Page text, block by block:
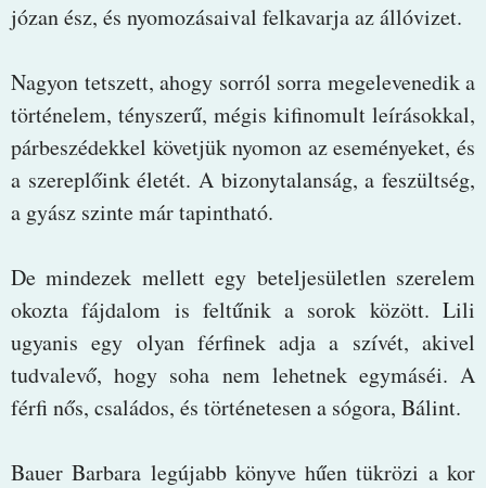
józan ész, és nyomozásaival felkavarja az állóvizet.
Nagyon tetszett, ahogy sorról sorra megelevenedik a
történelem, tényszerű, mégis kifinomult leírásokkal,
párbeszédekkel követjük nyomon az eseményeket, és
a szereplőink életét. A bizonytalanság, a feszültség,
a gyász szinte már tapintható.
De mindezek mellett egy beteljesületlen szerelem
okozta fájdalom is feltűnik a sorok között. Lili
ugyanis egy olyan férfinek adja a szívét, akivel
tudvalevő, hogy soha nem lehetnek egymáséi. A
férfi nős, családos, és történetesen a sógora, Bálint.
Bauer Barbara legújabb könyve hűen tükrözi a kor